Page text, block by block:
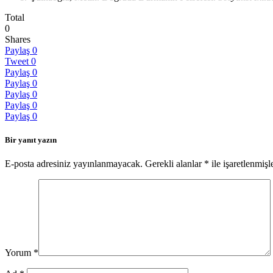
Total
0
Shares
Paylaş 0
Tweet 0
Paylaş 0
Paylaş 0
Paylaş 0
Paylaş 0
Paylaş 0
Bir yanıt yazın
E-posta adresiniz yayınlanmayacak. Gerekli alanlar * ile
Yorum *